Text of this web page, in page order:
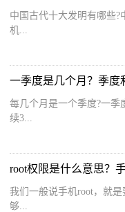
中国古代十大发明有哪些?
机...
一季度是几个月？季度
每几个月是一个季度?一季
续3...
我们一般说手机root，就
够...